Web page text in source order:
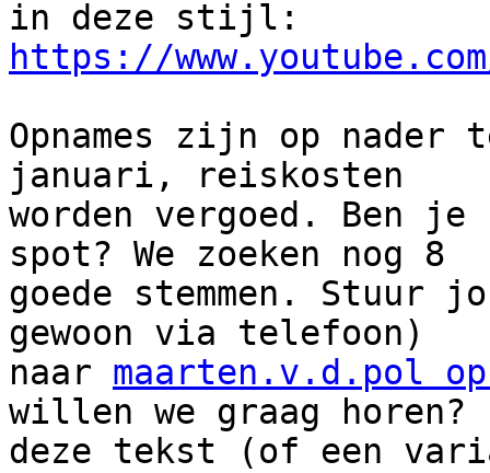
https://
Opnames zijn op
januari, reiskosten
worden vergoed. Ben
spot? We zoeken nog 8
goede stemmen. Stuur
gewoon via telefoon)
naar maarten.v.d.pol
willen we graag horen?
deze tekst (of een